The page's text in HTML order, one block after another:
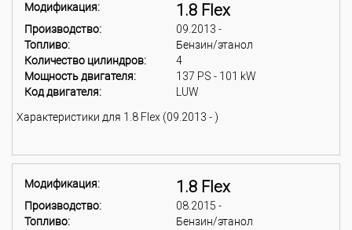
Модификация: 1.8 Flex
Производство:
09.2013 -
Топливо:
Бензин/этанол
Количество цилиндров:
4
Мощность двигателя:
137 PS - 101 kW
Код двигателя:
LUW
Характеристики для 1.8 Flex (09.2013 - )
Модификация: 1.8 Flex
Производство:
08.2015 -
Топливо:
Бензин/этанол